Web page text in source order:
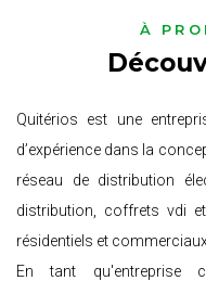
À
Quitérios est une
d’expérience dans la
réseau de distribution
distribution, coffrets vdi
résidentiels et
En tant qu'entreprise